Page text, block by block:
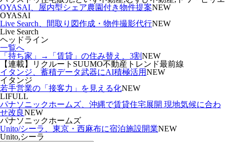
OYASAI、屋内型シェア農園付き物件提案NEW
OYASAI
Live Search、間取り図作成・物件撮影代行NEW
Live Search
ヘッドライン
一覧へ
「持ち家」→「賃貸」の住み替え、3割NEW
【連載】リクルートSUUMO不動産トレンド最前線
イタンジ、蓄積データ武器にAI積極活用NEW
イタンジ
若手営業の「接客力」を見える化NEW
LIFULL
パナソニックホームズ、沖縄で賃貸住宅展開 現地気候に合わ
せ改良NEW
パナソニックホームズ
Unito/シーラ、東京・西麻布に宿泊施設開業NEW
Unito,シーラ